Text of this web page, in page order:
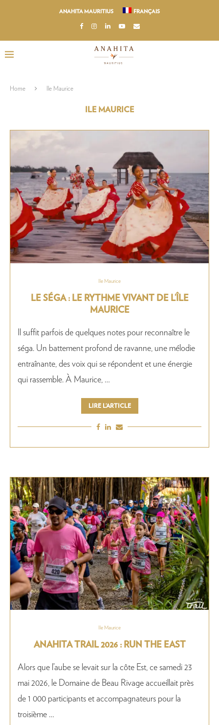
ANAHITA MAURITIUS FRANÇAIS
Home Ile Maurice
ILE MAURICE
Ile Maurice
LE SÉGA : LE RYTHME VIVANT DE L’ÎLE
MAURICE
Il suffit parfois de quelques notes pour reconnaître le
séga. Un battement profond de ravanne, une mélodie
entraînante, des voix qui se répondent et une énergie
qui rassemble. À Maurice, …
LIRE L’ARTICLE
Ile Maurice
ANAHITA TRAIL 2026 : RUN THE EAST
Alors que l’aube se levait sur la côte Est, ce samedi 23
mai 2026, le Domaine de Beau Rivage accueillait près
de 1 000 participants et accompagnateurs pour la
troisième …